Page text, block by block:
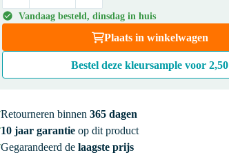
Vandaag besteld, dinsdag in huis
Plaats in winkelwagen
Bestel deze kleursample voor2,50
Retourneren binnen 365 dagen
10 jaar garantieop dit product
Gegarandeerd de laagste prijs